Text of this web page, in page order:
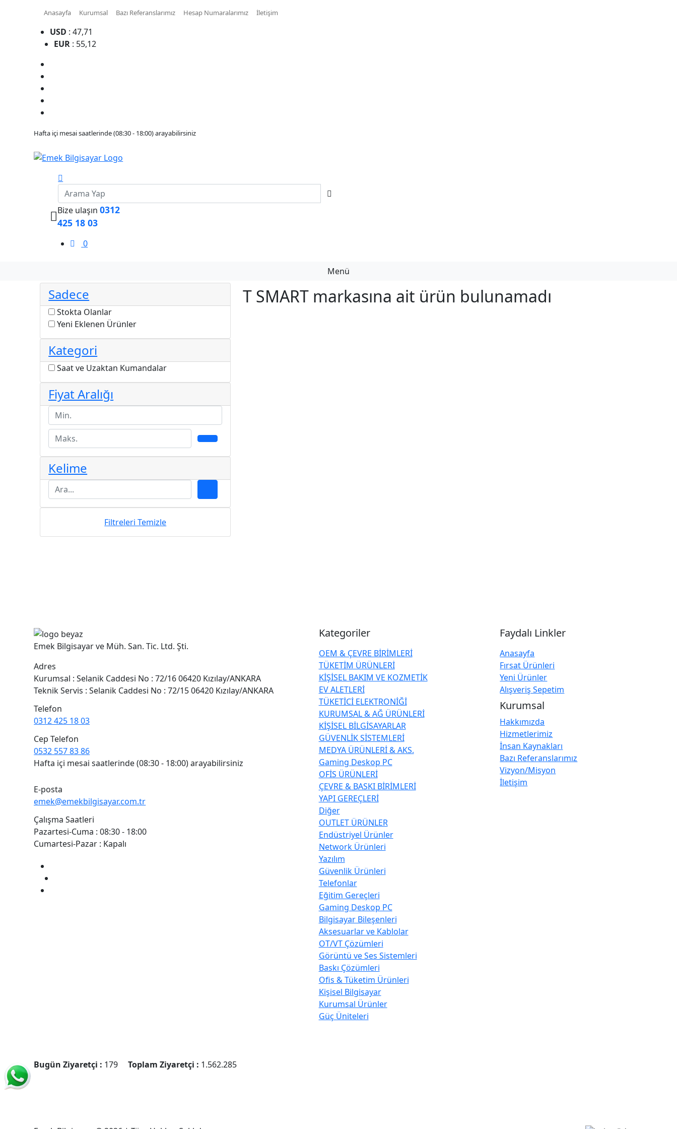
Anasayfa Kurumsal Bazı Referanslarımız Hesap Numaralarımız İletişim
USD : 47,71
EUR : 55,12
Hafta içi mesai saatlerinde (08:30 - 18:00) arayabilirsiniz
Bize ulaşın 0312
425 18 03
0
Menü
Sadece
Stokta Olanlar
Yeni Eklenen Ürünler
Kategori
Saat ve Uzaktan Kumandalar
Fiyat Aralığı
Kelime
Filtreleri Temizle
T SMART markasına ait ürün bulunamadı
Emek Bilgisayar ve Müh. San. Tic. Ltd. Şti.
Adres
Kurumsal : Selanik Caddesi No : 72/16 06420 Kızılay/ANKARA
Teknik Servis : Selanik Caddesi No : 72/15 06420 Kızılay/ANKARA
Telefon
0312 425 18 03
Cep Telefon
0532 557 83 86
Hafta içi mesai saatlerinde (08:30 - 18:00) arayabilirsiniz
E-posta
emek@emekbilgisayar.com.tr
Çalışma Saatleri
Pazartesi-Cuma : 08:30 - 18:00
Cumartesi-Pazar : Kapalı
Kategoriler
OEM & ÇEVRE BİRİMLERİ
TÜKETİM ÜRÜNLERİ
KİŞİSEL BAKIM VE KOZMETİK
EV ALETLERİ
TÜKETİCİ ELEKTRONİĞİ
KURUMSAL & AĞ ÜRÜNLERİ
KİŞİSEL BİLGİSAYARLAR
GÜVENLİK SİSTEMLERİ
MEDYA ÜRÜNLERİ & AKS.
Gaming Deskop PC
OFİS ÜRÜNLERİ
ÇEVRE & BASKI BİRİMLERİ
YAPI GEREÇLERİ
Diğer
OUTLET ÜRÜNLER
Endüstriyel Ürünler
Network Ürünleri
Yazılım
Güvenlik Ürünleri
Telefonlar
Eğitim Gereçleri
Gaming Deskop PC
Bilgisayar Bileşenleri
Aksesuarlar ve Kablolar
OT/VT Çözümleri
Görüntü ve Ses Sistemleri
Baskı Çözümleri
Ofis & Tüketim Ürünleri
Kişisel Bilgisayar
Kurumsal Ürünler
Güç Üniteleri
Faydalı Linkler
Anasayfa
Fırsat Ürünleri
Yeni Ürünler
Alışveriş Sepetim
Kurumsal
Hakkımızda
Hizmetlerimiz
İnsan Kaynakları
Bazı Referanslarımız
Vizyon/Misyon
İletişim
Bugün Ziyaretçi : 179 Toplam Ziyaretçi : 1.562.285